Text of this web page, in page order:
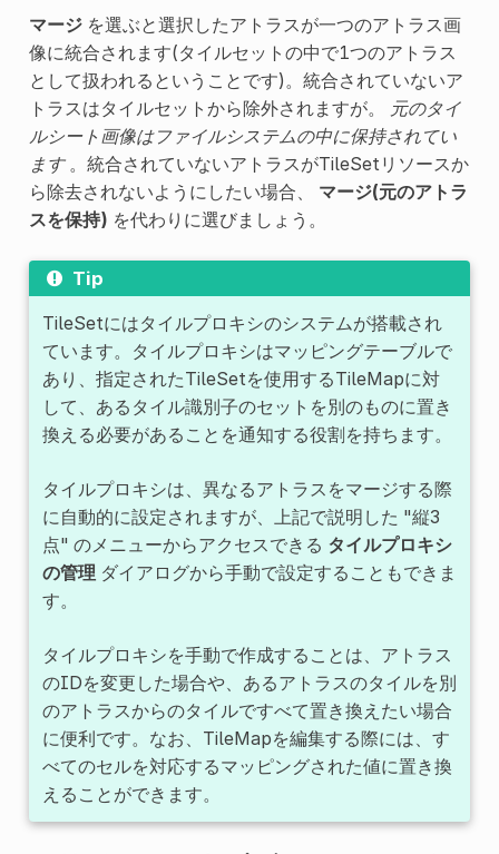
マージを選ぶと選択したアトラスが一つのアトラス画
像に統合されます(タイルセットの中で1つのアトラス
として扱われるということです)。統合されていないア
トラスはタイルセットから除外されますが。
元のタイ
ルシート画像はファイルシステムの中に保持されてい
ます。統合されていないアトラスがTileSetリソースか
ら除去されないようにしたい場合、 マージ(元のアトラ
スを保持) を代わりに選びましょう。
Tip
TileSetにはタイルプロキシのシステムが搭載され
ています。タイルプロキシはマッピングテーブルで
あり、指定されたTileSetを使用するTileMapに対
して、あるタイル識別子のセットを別のものに置き
換える必要があることを通知する役割を持ちます。
タイルプロキシは、異なるアトラスをマージする際
に自動的に設定されますが、上記で説明した "縦3
点" のメニューからアクセスできる タイルプロキシ
の管理 ダイアログから手動で設定することもできま
す。
タイルプロキシを手動で作成することは、アトラス
のIDを変更した場合や、あるアトラスのタイルを別
のアトラスからのタイルですべて置き換えたい場合
に便利です。なお、TileMapを編集する際には、す
べてのセルを対応するマッピングされた値に置き換
えることができます。